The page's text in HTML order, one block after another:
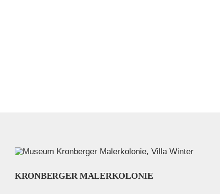
KRONBERGER MALERKOLONIE